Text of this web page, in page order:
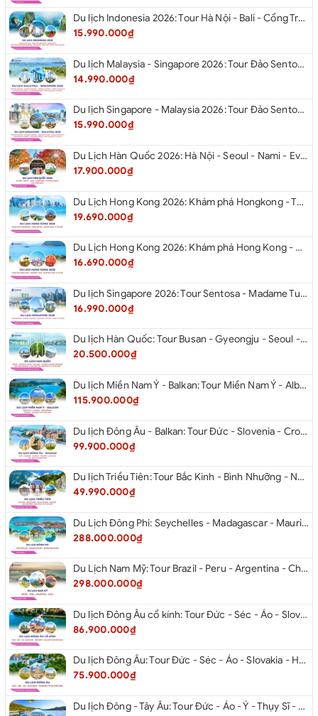
Du lịch Indonesia 2026: Tour Hà Nội - Bali - Cổng Trời Lempuyang - Swings Bali - Ngắm hoàng hôn biển Jimbaran - Kelingking - Sống Lưng Khủng Long từ Hà Nội
15.990.000₫
Du lịch Malaysia - Singapore 2026: Tour Đảo Sentosa - Madame Tussause - Garden By The Bay - Thành Cổ Malacca - Thủ Đô Kualalumpur - Cao Nguyên Genting - New Putrajaya từ Hà Nội
14.990.000₫
Du lịch Singapore - Malaysia 2026: Tour Đảo Sentosa - Madame Tussauds - Garden By The Bay - Thành cổ Malacca - Thủ đô Kuala Lumpur - Cao nguyên Genting - New Putrajaya từ Hà Nội
15.990.000₫
Du Lịch Hàn Quốc 2026: Hà Nội - Seoul - Nami - Everland - Painter Show - Thư Viện Sách
17.900.000₫
Du Lịch Hong Kong 2026: Khám phá Hongkong - Thâm Quyến - Quảng Châu từ Hà Nội
19.690.000₫
Du Lịch Hong Kong 2026: Khám phá Hong Kong - Dingding Tram - Shopping Tour từ Hà Nội
16.690.000₫
Du lịch Singapore 2026: Tour Sentosa - Madame Tussauds - Garden By The Bay - Jewel từ Hà Nội
16.990.000₫
Du lịch Hàn Quốc: Tour Busan - Gyeongju - Seoul - Đảo Nami - Tàu Điện Ven Biển Haeundae - Cầu Kính Oryukdo - Làng Văn Hóa Huinnyeoul từ Hà Nội 2026
20.500.000₫
Du lịch Miền Nam Ý - Balkan: Tour Miền Nam Ý - Albania - Montenegro - Croatia - Slovenia từ Hà Nội 2026
115.900.000₫
Du lịch Đông Âu - Balkan: Tour Đức - Slovenia - Croatia - Hungary - Slovakia - Áo - Séc từ Hà Nội 2026
99.900.000₫
Du lịch Triều Tiên: Tour Bắc Kinh - Bình Nhưỡng - Núi Myohyang - Kaesong - Bàn Môn Điếm - Đan Đông từ Hà Nội 2026
49.990.000₫
Du Lịch Đông Phi: Seychelles - Madagascar - Mauritius 2026
288.000.000₫
Du Lịch Nam Mỹ: Tour Brazil - Peru - Argentina - Chile 2026
298.000.000₫
Du lịch Đông Âu cổ kính: Tour Đức - Séc - Áo - Slovakia - Hungary - Ba Lan từ Hà Nội 2026
86.900.000₫
Du lịch Đông Âu: Tour Đức - Séc - Áo - Slovakia - Hungary từ Hà Nội 2026
75.900.000₫
Du lịch Đông - Tây Âu: Tour Đức - Áo - Ý - Thụy Sĩ - Pháp từ Hà Nội 2026